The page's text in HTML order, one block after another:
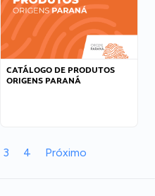
CATÁLOGO DE PRODUTOS
ORIGENS PARANÁ
3 4 Próximo